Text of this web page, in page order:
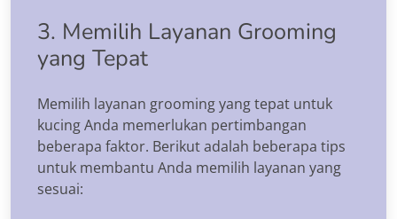
3. Memilih Layanan Grooming
yang Tepat
Memilih layanan grooming yang tepat untuk
kucing Anda memerlukan pertimbangan
beberapa faktor. Berikut adalah beberapa tips
untuk membantu Anda memilih layanan yang
sesuai: